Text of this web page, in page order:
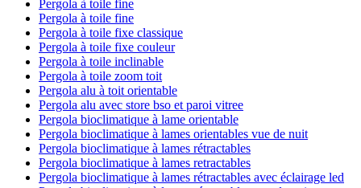
Pergola à toile fine
Pergola à toile fine
Pergola à toile fixe classique
Pergola à toile fixe couleur
Pergola à toile inclinable
Pergola à toile zoom toit
Pergola alu à toit orientable
Pergola alu avec store bso et paroi vitree
Pergola bioclimatique à lame orientable
Pergola bioclimatique à lames orientables vue de nuit
Pergola bioclimatique à lames rétractables
Pergola bioclimatique à lames retractables
Pergola bioclimatique à lames rétractables avec éclairage led